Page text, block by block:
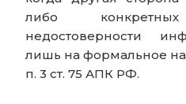
либо
недостоверности
лишь на формальное
п. 3 ст. 75 АПК РФ.